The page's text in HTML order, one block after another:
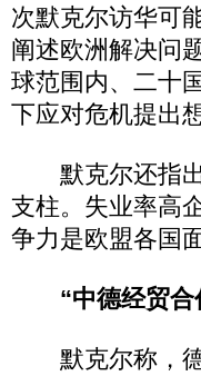
次默克尔访华可
阐述欧洲解决问
球范围内、二十
下应对危机提出
默克尔还指出
支柱。失业率高
争力是欧盟各国
“中德经贸
默克尔称，德